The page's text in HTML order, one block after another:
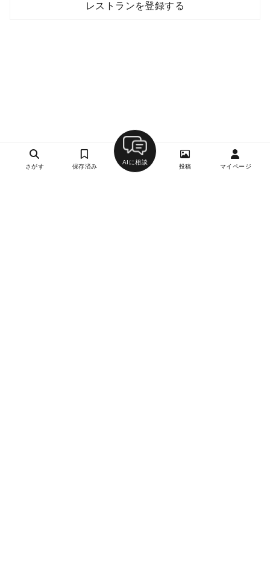
レストランを登録する
さがす 保存済み
AIに相談
投稿 マイページ